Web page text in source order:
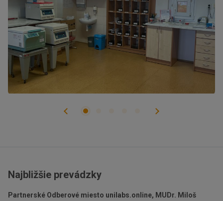
Najbližšie prevádzky
Partnerské Odberové miesto unilabs.online, MUDr. Miloš